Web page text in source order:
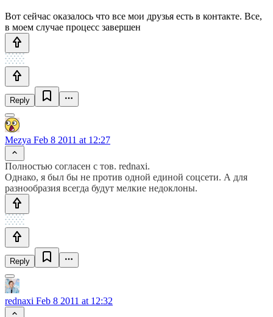
Вот сейчас оказалось что все мои друзья есть в контакте. Все,
в моем случае процесс завершен
Reply
Mezya Feb 8 2011 at 12:27
Полностью согласен с тов. rednaxi.
Однако, я был бы не против одной единой соцсети. А для
разнообразия всегда будут мелкие недоклоны.
Reply
rednaxi Feb 8 2011 at 12:32